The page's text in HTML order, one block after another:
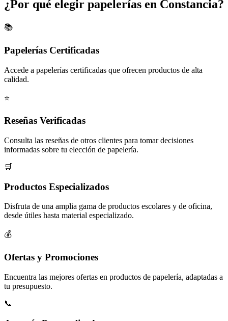
¿Por qué elegir papelerías en Constancia?
📚
Papelerías Certificadas
Accede a papelerías certificadas que ofrecen productos de alta
calidad.
⭐
Reseñas Verificadas
Consulta las reseñas de otros clientes para tomar decisiones
informadas sobre tu elección de papelería.
🛒
Productos Especializados
Disfruta de una amplia gama de productos escolares y de oficina,
desde útiles hasta material especializado.
💰
Ofertas y Promociones
Encuentra las mejores ofertas en productos de papelería, adaptadas a
tu presupuesto.
📞